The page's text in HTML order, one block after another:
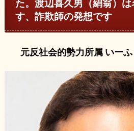
た。渡辺喜久男（絹翁）は
す、詐欺師の発想です
元反社会的勢力所属 いー